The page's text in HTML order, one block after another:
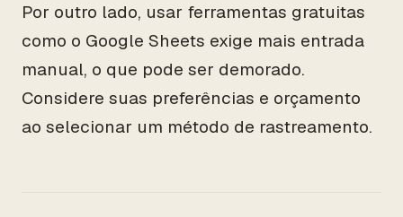
Por outro lado, usar ferramentas gratuitas
como o Google Sheets exige mais entrada
manual, o que pode ser demorado.
Considere suas preferências e orçamento
ao selecionar um método de rastreamento.